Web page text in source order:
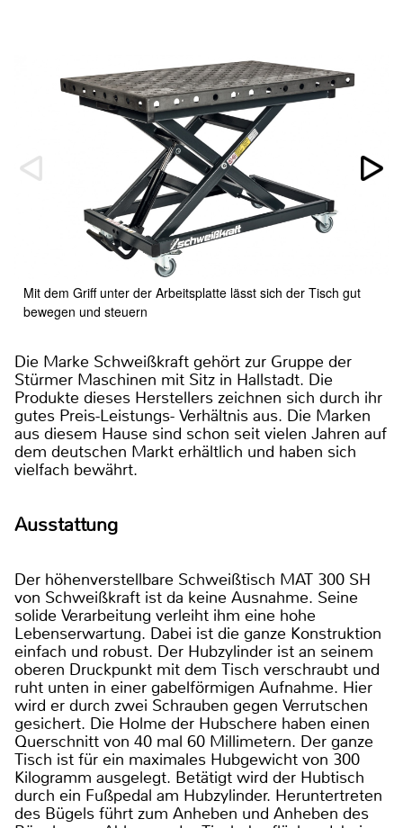
Mit dem Griff unter der Arbeitsplatte lässt sich der Tisch gut
bewegen und steuern
Die Marke Schweißkraft gehört zur Gruppe der
Stürmer Maschinen mit Sitz in Hallstadt. Die
Produkte dieses Herstellers zeichnen sich durch ihr
gutes Preis-Leistungs- Verhältnis aus. Die Marken
aus diesem Hause sind schon seit vielen Jahren auf
dem deutschen Markt erhältlich und haben sich
vielfach bewährt.
Ausstattung
Der höhenverstellbare Schweißtisch MAT 300 SH
von Schweißkraft ist da keine Ausnahme. Seine
solide Verarbeitung verleiht ihm eine hohe
Lebenserwartung. Dabei ist die ganze Konstruktion
einfach und robust. Der Hubzylinder ist an seinem
oberen Druckpunkt mit dem Tisch verschraubt und
ruht unten in einer gabelförmigen Aufnahme. Hier
wird er durch zwei Schrauben gegen Verrutschen
gesichert. Die Holme der Hubschere haben einen
Querschnitt von 40 mal 60 Millimetern. Der ganze
Tisch ist für ein maximales Hubgewicht von 300
Kilogramm ausgelegt. Betätigt wird der Hubtisch
durch ein Fußpedal am Hubzylinder. Heruntertreten
des Bügels führt zum Anheben und Anheben des